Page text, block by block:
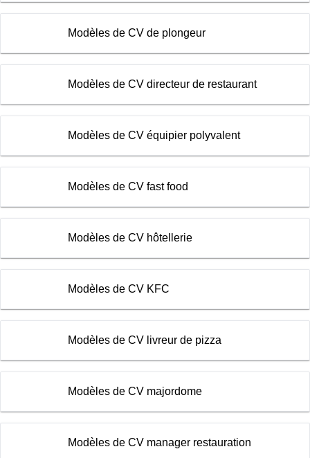
Modèles de CV de plongeur
Modèles de CV directeur de restaurant
Modèles de CV équipier polyvalent
Modèles de CV fast food
Modèles de CV hôtellerie
Modèles de CV KFC
Modèles de CV livreur de pizza
Modèles de CV majordome
Modèles de CV manager restauration